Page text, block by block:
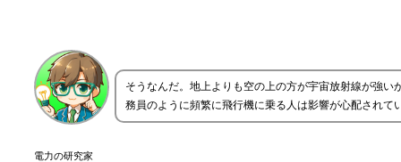
電力の研究家
そうなんだ。地上よりも空の上の方が宇宙放射線が強
務員のように頻繁に飛行機に乗る人は影響が心配されて